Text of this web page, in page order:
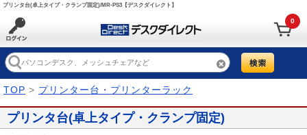
プリンタ台(卓上タイプ・クランプ固定)/MR-PS3【デスクダイレクト】
0
TOP > プリンター台・プリンターラック
プリンタ台(卓上タイプ・クランプ固定)